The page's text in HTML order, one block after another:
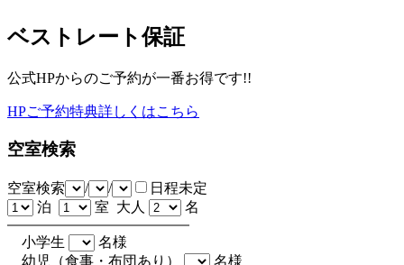
ベストレート保証
公式HPからのご予約が一番お得です!!
HPご予約特典詳しくはこちら
空室検索
空室検索 / /
日程未定
泊
室 大人 名
小学生
名様
幼児（食事・布団あり）
名様